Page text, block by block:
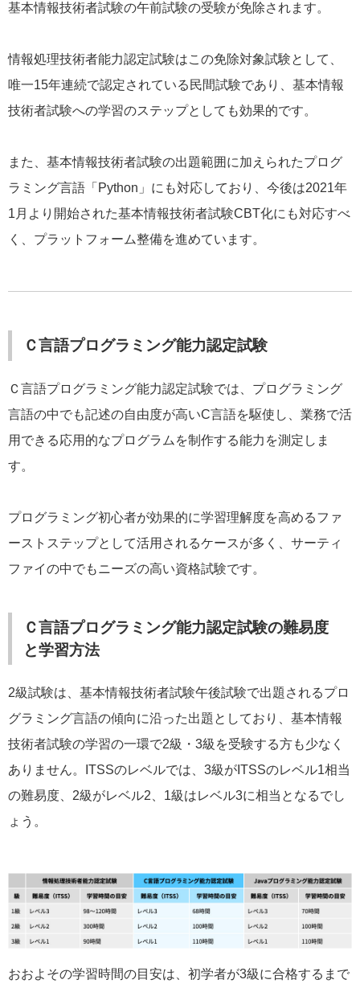
基本情報技術者試験の午前試験の受験が免除されます。
情報処理技術者能力認定試験はこの免除対象試験として、
唯一15年連続で認定されている民間試験であり、基本情報
技術者試験への学習のステップとしても効果的です。
また、基本情報技術者試験の出題範囲に加えられたプログ
ラミング言語「Python」にも対応しており、今後は2021年
1月より開始された基本情報技術者試験CBT化にも対応すべ
く、プラットフォーム整備を進めています。
Ｃ言語プログラミング能力認定試験
Ｃ言語プログラミング能力認定試験では、プログラミング
言語の中でも記述の自由度が高いC言語を駆使し、業務で活
用できる応用的なプログラムを制作する能力を測定しま
す。
プログラミング初心者が効果的に学習理解度を高めるファ
ーストステップとして活用されるケースが多く、サーティ
ファイの中でもニーズの高い資格試験です。
Ｃ言語プログラミング能力認定試験の難易度
と学習方法
2級試験は、基本情報技術者試験午後試験で出題されるプロ
グラミング言語の傾向に沿った出題としており、基本情報
技術者試験の学習の一環で2級・3級を受験する方も少なく
ありません。ITSSのレベルでは、3級がITSSのレベル1相当
の難易度、2級がレベル2、1級はレベル3に相当となるでし
ょう。
おおよその学習時間の目安は、初学者が3級に合格するまで